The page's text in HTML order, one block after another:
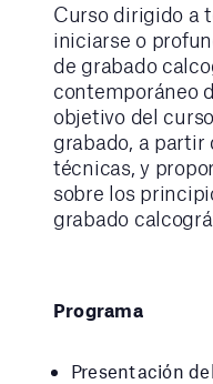
Curso dirigido a
iniciarse o
de grabado
contemporáneo
objetivo del
grabado, a
técnicas, y
sobre los
grabado
Programa
Presentación